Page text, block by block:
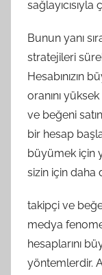
sağlayıcısıyla
Bunun yanı
stratejileri
Hesabınızın
oranını
ve beğeni
bir hesap
büyümek için
sizin için daha
takipçi ve
medya
hesaplarını
yöntemlerdir.